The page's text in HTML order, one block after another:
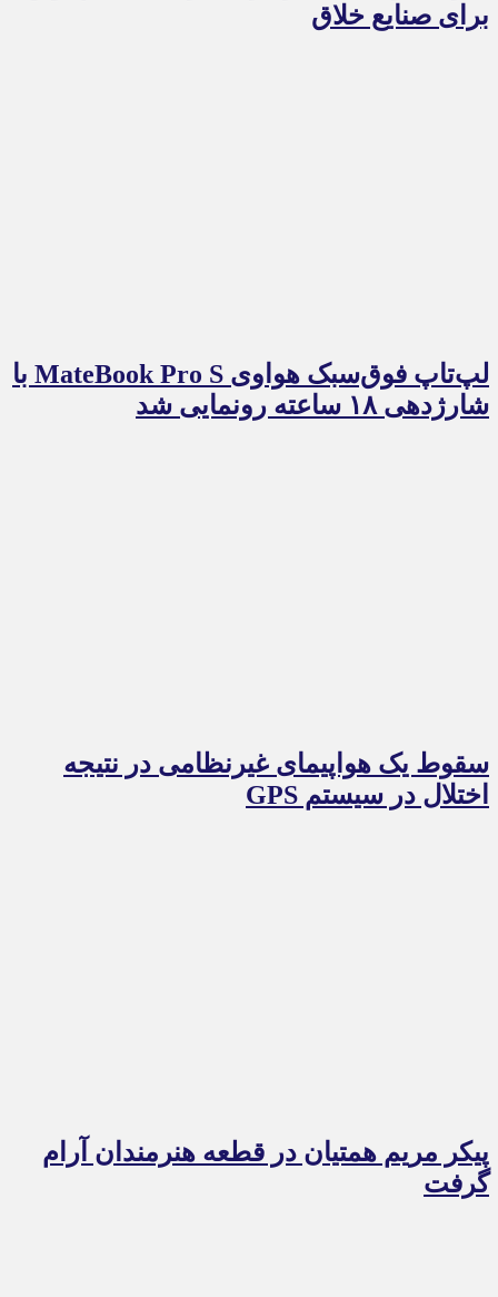
برای صنایع خلاق
لپ‌تاپ فوق‌سبک هواوی MateBook Pro S با
شارژدهی ۱۸ ساعته رونمایی شد
سقوط یک هواپیمای غیرنظامی در نتیجه
اختلال در سیستم‌ GPS
پیکر مریم همتیان در قطعه هنرمندان آرام
گرفت